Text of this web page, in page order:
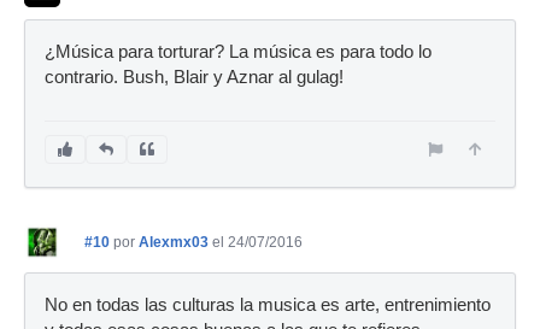
¿Música para torturar? La música es para todo lo
contrario. Bush, Blair y Aznar al gulag!
#10 por Alexmx03 el 24/07/2016
No en todas las culturas la musica es arte, entrenimiento